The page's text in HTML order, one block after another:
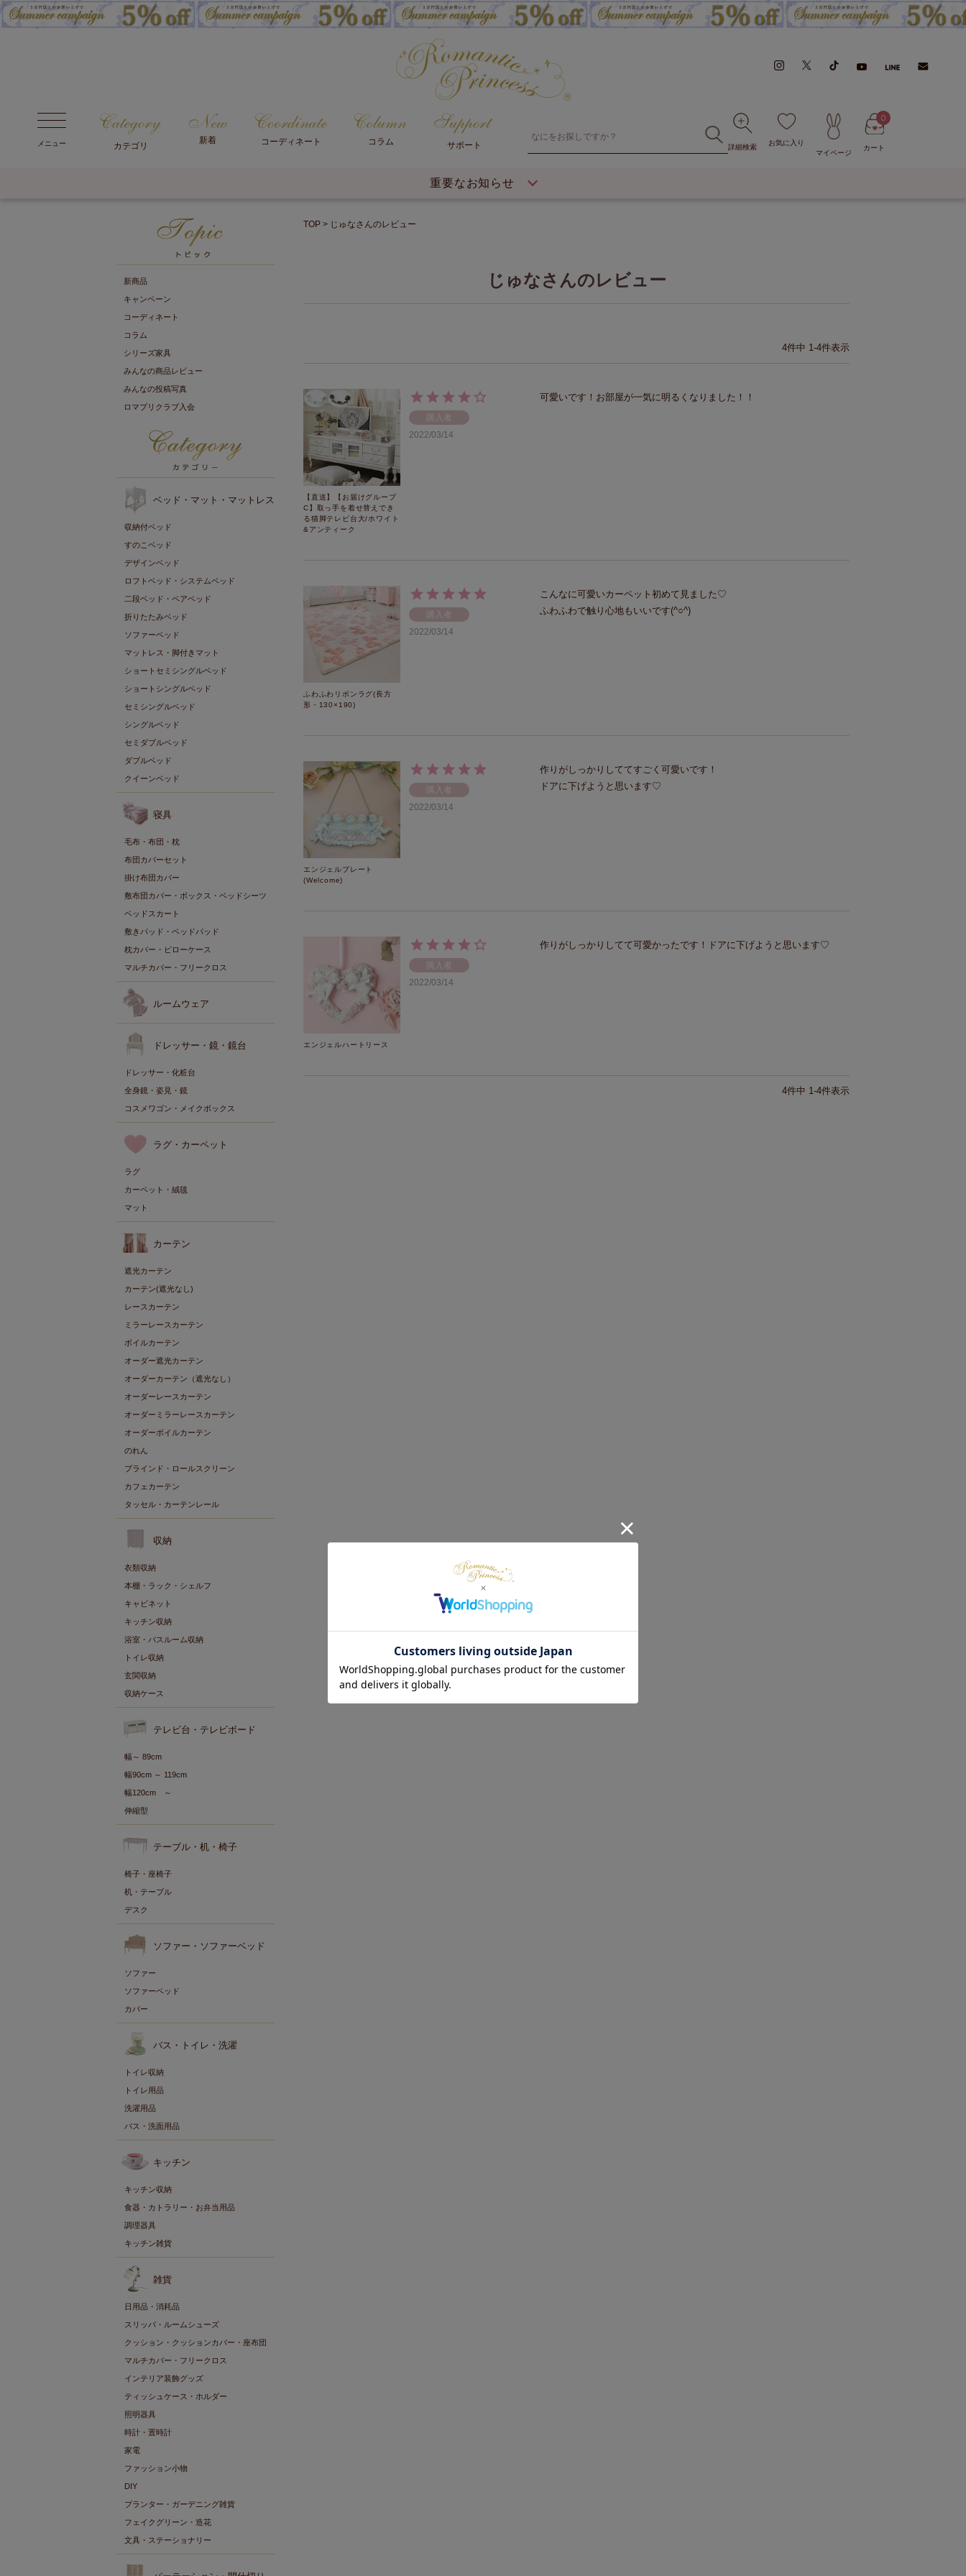
メニュー カテゴリ
新着 コーディネート コラム サポート 詳細検索
お気に入り
マイページ
カート
0
重要なお知らせ
新商品
キャンペーン
コーディネート
コラム
シリーズ家具
みんなの商品レビュー
みんなの投稿写真
ロマプリクラブ入会
ベッド・マット・マットレス
収納付ベッド
すのこベッド
デザインベッド
ロフトベッド・システムベッド
二段ベッド・ペアベッド
折りたたみベッド
ソファーベッド
マットレス・脚付きマット
ショートセミシングルベッド
ショートシングルベッド
セミシングルベッド
シングルベッド
セミダブルベッド
ダブルベッド
クイーンベッド
寝具
毛布・布団・枕
布団カバーセット
掛け布団カバー
敷布団カバー・ボックス・ベッドシーツ
ベッドスカート
敷きパッド・ベッドパッド
枕カバー・ピローケース
マルチカバー・フリークロス
ルームウェア
ドレッサー・鏡・鏡台
ドレッサー・化粧台
全身鏡・姿見・鏡
コスメワゴン・メイクボックス
ラグ・カーペット
ラグ
カーペット・絨毯
マット
カーテン
遮光カーテン
カーテン(遮光なし)
レースカーテン
ミラーレースカーテン
ボイルカーテン
オーダー遮光カーテン
オーダーカーテン（遮光なし）
オーダーレースカーテン
オーダーミラーレースカーテン
オーダーボイルカーテン
のれん
ブラインド・ロールスクリーン
カフェカーテン
タッセル・カーテンレール
収納
衣類収納
本棚・ラック・シェルフ
キャビネット
キッチン収納
浴室・バスルーム収納
トイレ収納
玄関収納
収納ケース
テレビ台・テレビボード
幅～ 89cm
幅90cm ～ 119cm
幅120cm ～
伸縮型
テーブル・机・椅子
椅子・座椅子
机・テーブル
デスク
ソファー・ソファーベッド
ソファー
ソファーベッド
カバー
バス・トイレ・洗濯
トイレ収納
トイレ用品
洗濯用品
バス・洗面用品
キッチン
キッチン収納
食器・カトラリー・お弁当用品
調理器具
キッチン雑貨
雑貨
日用品・消耗品
スリッパ・ルームシューズ
クッション・クッションカバー・座布団
マルチカバー・フリークロス
インテリア装飾グッズ
ティッシュケース・ホルダー
照明器具
時計・置時計
家電
ファッション小物
DIY
プランター・ガーデニング雑貨
フェイクグリーン・造花
文具・ステーショナリー
TOP じゅなさんのレビュー
じゅなさんのレビュー
4件中 1-4件表示
【直送】【お届けグループ
C】取っ手を着せ替えでき
る猫脚テレビ台大/ホワイト
&アンティーク
購入者
2022/03/14
可愛いです！お部屋が一気に明るくなりました！！
ふわふわリボンラグ(長方
形・130×190)
購入者
2022/03/14
こんなに可愛いカーペット初めて見ました♡
ふわふわで触り心地もいいです(^○^)
エンジェルプレート
(Welcome)
購入者
2022/03/14
作りがしっかりしててすごく可愛いです！
ドアに下げようと思います♡
エンジェルハートリース
購入者
2022/03/14
作りがしっかりしてて可愛かったです！ドアに下げようと思います♡
4件中 1-4件表示